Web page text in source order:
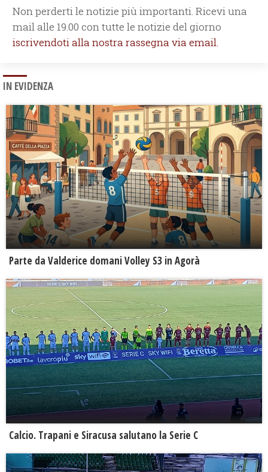
Non perderti le notizie più importanti. Ricevi una
mail alle 19.00 con tutte le notizie del giorno
iscrivendoti alla nostra rassegna via email.
IN EVIDENZA
Parte da Valderice domani Volley S3 in Agorà
Calcio. Trapani e Siracusa salutano la Serie C